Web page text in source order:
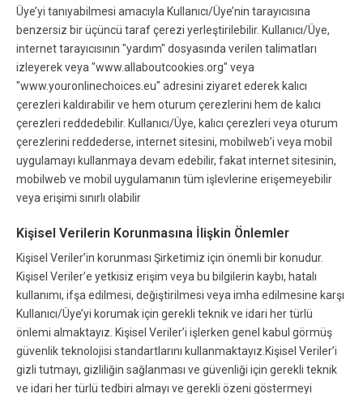
Üye’yi tanıyabilmesi amacıyla Kullanıcı/Üye’nin tarayıcısına
benzersiz bir üçüncü taraf çerezi yerleştirilebilir. Kullanıcı/Üye,
internet tarayıcısının "yardım" dosyasında verilen talimatları
izleyerek veya "www.allaboutcookies.org" veya
"www.youronlinechoices.eu" adresini ziyaret ederek kalıcı
çerezleri kaldırabilir ve hem oturum çerezlerini hem de kalıcı
çerezleri reddedebilir. Kullanıcı/Üye, kalıcı çerezleri veya oturum
çerezlerini reddederse, internet sitesini, mobilweb’i veya mobil
uygulamayı kullanmaya devam edebilir, fakat internet sitesinin,
mobilweb ve mobil uygulamanın tüm işlevlerine erişemeyebilir
veya erişimi sınırlı olabilir
Kişisel Verilerin Korunmasına İlişkin Önlemler
Kişisel Veriler’in korunması Şirketimiz için önemli bir konudur.
Kişisel Veriler’e yetkisiz erişim veya bu bilgilerin kaybı, hatalı
kullanımı, ifşa edilmesi, değiştirilmesi veya imha edilmesine karşı
Kullanıcı/Üye’yi korumak için gerekli teknik ve idari her türlü
önlemi almaktayız. Kişisel Veriler’i işlerken genel kabul görmüş
güvenlik teknolojisi standartlarını kullanmaktayız.Kişisel Veriler’i
gizli tutmayı, gizliliğin sağlanması ve güvenliği için gerekli teknik
ve idari her türlü tedbiri almayı ve gerekli özeni göstermeyi